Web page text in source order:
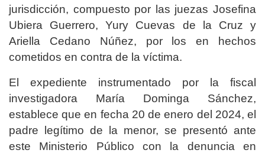
jurisdicción, compuesto por las juezas Josefina
Ubiera Guerrero, Yury Cuevas de la Cruz y
Ariella Cedano Núñez, por los en hechos
cometidos en contra de la víctima.
El expediente instrumentado por la fiscal
investigadora María Dominga Sánchez,
establece que en fecha 20 de enero del 2024, el
padre legítimo de la menor, se presentó ante
este Ministerio Público con la denuncia en